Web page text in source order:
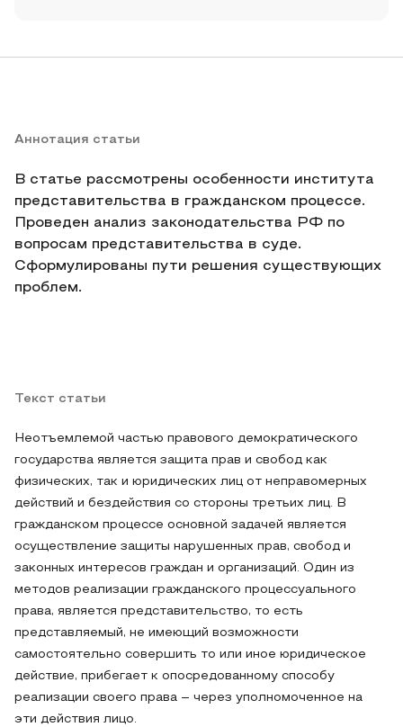
Аннотация статьи
В статье рассмотрены особенности института
представительства в гражданском процессе.
Проведен анализ законодательства РФ по
вопросам представительства в суде.
Сформулированы пути решения существующих
проблем.
Текст статьи
Неотъемлемой частью правового демократического
государства является защита прав и свобод как
физических, так и юридических лиц от неправомерных
действий и бездействия со стороны третьих лиц. В
гражданском процессе основной задачей является
осуществление защиты нарушенных прав, свобод и
законных интересов граждан и организаций. Один из
методов реализации гражданского процессуального
права, является представительство, то есть
представляемый, не имеющий возможности
самостоятельно совершить то или иное юридическое
действие, прибегает к опосредованному способу
реализации своего права – через уполномоченное на
эти действия лицо.